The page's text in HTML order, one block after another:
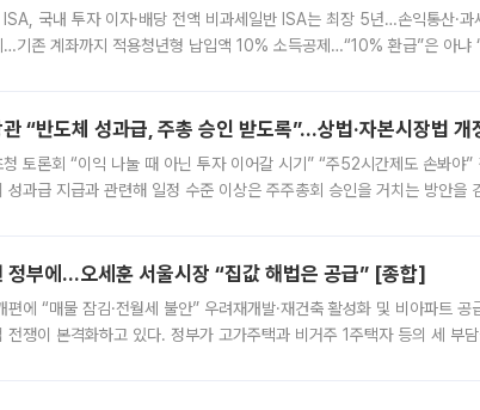
ISA, 국내 투자 이자·배당 전액 비과세일반 ISA는 최장 5년…손익통산·과
…기존 계좌까지 적용청년형 납입액 10% 소득공제…“10% 환급”은 아냐
“반도체 성과급, 주총 승인 받도록”…상법·자본시장법 개
토론회 “이익 나눌 때 아닌 투자 이어갈 시기” “주52시간제도 손봐야
성과급 지급과 관련해 일정 수준 이상은 주주총회 승인을 거치는 방안을
정부에…오세훈 서울시장 “집값 해법은 공급” [종합]
편에 “매물 잠김·전월세 불안” 우려재개발·재건축 활성화 및 비아파트 공
전쟁이 본격화하고 있다. 정부가 고가주택과 비거주 1주택자 등의 세 부